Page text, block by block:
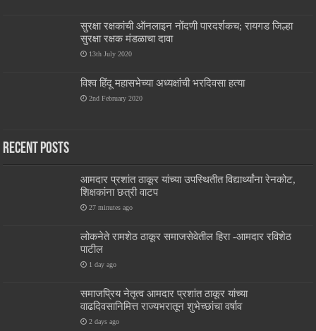
सुरक्षा रक्षकांची ऑनलाइन नोंदणी पारदर्शकच; रायगड जिल्हा
सुरक्षा रक्षक मंडळाचा दावा
13th July 2020
विश्व हिंदू महासभेच्या अध्यक्षांची भरदिवसा हत्या
2nd February 2020
Recent Posts
आमदार प्रशांत ठाकूर यांच्या उपस्थितीत विद्यार्थ्यांना रेनकोट,
शिक्षकांना छत्री वाटप
27 minutes ago
लोकनेते रामशेठ ठाकूर समाजसेवेतील हिरा -आमदार रविशेठ
पाटील
1 day ago
समाजप्रिय नेतृत्व आमदार प्रशांत ठाकूर यांच्या
वाढदिवसानिमित्त राज्यभरातून शुभेच्छांचा वर्षाव
2 days ago